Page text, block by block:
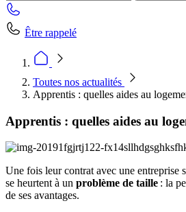
Être rappelé
Toutes nos actualités
Apprentis : quelles aides au
Apprentis : quelles aides au
Une fois leur contrat avec une entreprise
se heurtent à un problème de taille : la
de ses avantages.